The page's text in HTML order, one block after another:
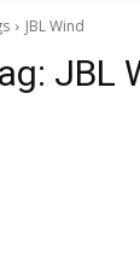
JBL Wind
JBL